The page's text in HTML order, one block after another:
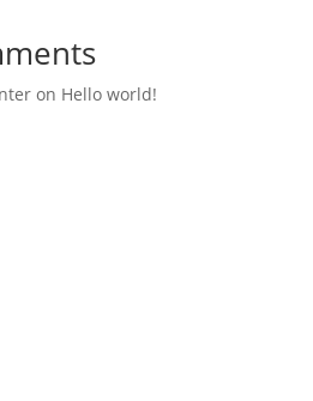
on Hello world!